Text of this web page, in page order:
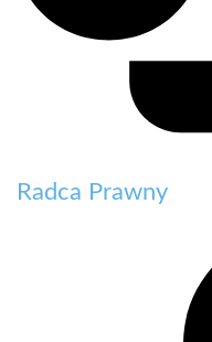
Radca Prawny